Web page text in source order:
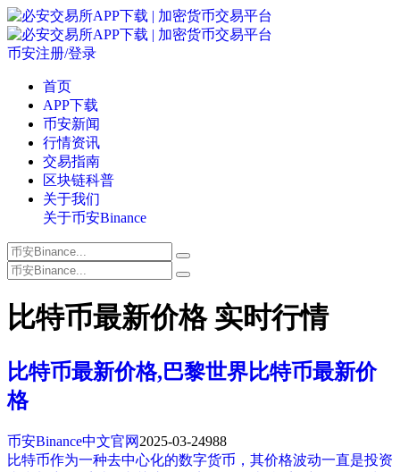
币安注册/登录
首页
APP下载
币安新闻
行情资讯
交易指南
区块链科普
关于我们
关于币安Binance
比特币最新价格 实时行情
比特币最新价格,巴黎世界比特币最新价
格
币安Binance中文官网 2025-03-24988
比特币作为一种去中心化的数字货币，其价格波动一直是投资